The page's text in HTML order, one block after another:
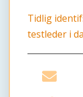
Tidlig
testleder i